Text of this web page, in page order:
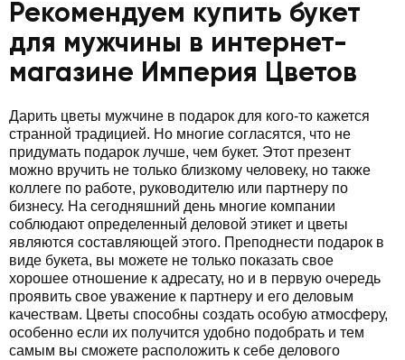
Рекомендуем купить букет
для мужчины в интернет-
магазине Империя Цветов
Дарить цветы мужчине в подарок для кого-то кажется
странной традицией. Но многие согласятся, что не
придумать подарок лучше, чем букет. Этот презент
можно вручить не только близкому человеку, но также
коллеге по работе, руководителю или партнеру по
бизнесу. На сегодняшний день многие компании
соблюдают определенный деловой этикет и цветы
являются составляющей этого. Преподнести подарок в
виде букета, вы можете не только показать свое
хорошее отношение к адресату, но и в первую очередь
проявить свое уважение к партнеру и его деловым
качествам. Цветы способны создать особую атмосферу,
особенно если их получится удобно подобрать и тем
самым вы сможете расположить к себе делового